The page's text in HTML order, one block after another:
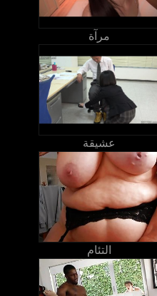
مرآة
عشيقة
التئام